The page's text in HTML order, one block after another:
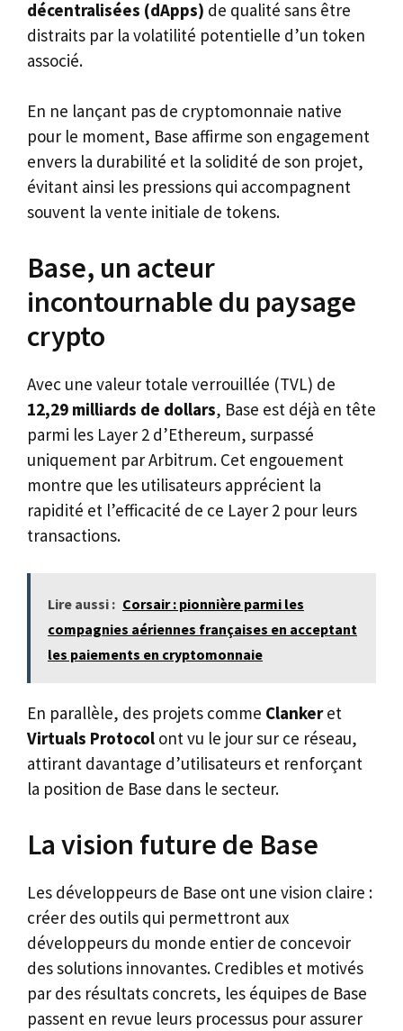
décentralisées (dApps) de qualité sans être
distraits par la volatilité potentielle d’un token
associé.
En ne lançant pas de cryptomonnaie native
pour le moment, Base affirme son engagement
envers la durabilité et la solidité de son projet,
évitant ainsi les pressions qui accompagnent
souvent la vente initiale de tokens.
Base, un acteur
incontournable du paysage
crypto
Avec une valeur totale verrouillée (TVL) de
12,29 milliards de dollars, Base est déjà en tête
parmi les Layer 2 d’Ethereum, surpassé
uniquement par Arbitrum. Cet engouement
montre que les utilisateurs apprécient la
rapidité et l’efficacité de ce Layer 2 pour leurs
transactions.
Lire aussi : Corsair : pionnière parmi les
compagnies aériennes françaises en acceptant
les paiements en cryptomonnaie
En parallèle, des projets comme Clankeret
Virtuals Protocol ont vu le jour sur ce réseau,
attirant davantage d’utilisateurs et renforçant
la position de Base dans le secteur.
La vision future de Base
Les développeurs de Base ont une vision claire :
créer des outils qui permettront aux
développeurs du monde entier de concevoir
des solutions innovantes. Credibles et motivés
par des résultats concrets, les équipes de Base
passent en revue leurs processus pour assurer